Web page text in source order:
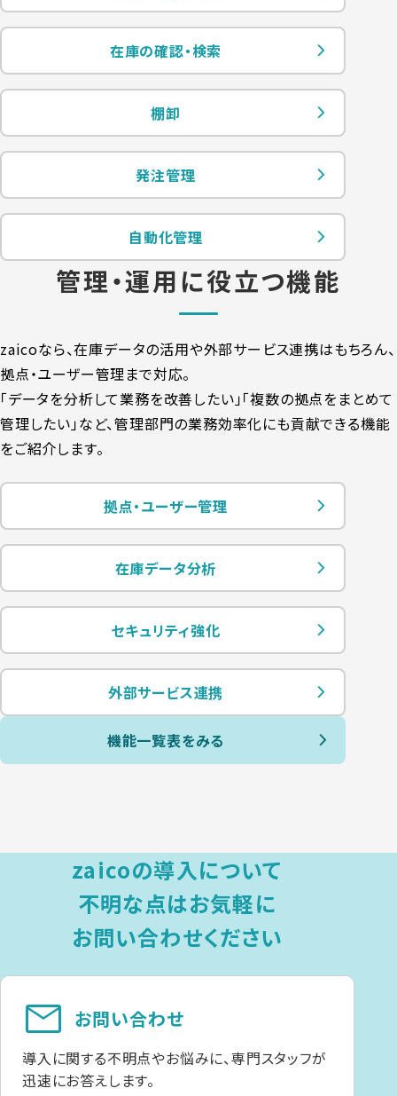
在庫の確認・検索
棚卸
発注管理
自動化管理
管理・運用に役立つ機能
zaicoなら、在庫データの活用や外部サービス連携はもちろん、
拠点・ユーザー管理まで対応。
「データを分析して業務を改善したい」「複数の拠点をまとめて
管理したい」など、管理部門の業務効率化にも貢献できる機能
をご紹介します。
拠点・ユーザー管理
在庫データ分析
セキュリティ強化
外部サービス連携
機能一覧表をみる
zaicoの導入について
不明な点はお気軽に
お問い合わせください
お問い合わせ
mail
導入に関する不明点やお悩みに、専門スタッフが
迅速にお答えします。